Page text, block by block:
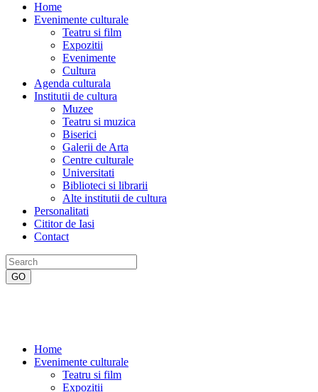
Home
Evenimente culturale
Teatru si film
Expozitii
Evenimente
Cultura
Agenda culturala
Institutii de cultura
Muzee
Teatru si muzica
Biserici
Galerii de Arta
Centre culturale
Universitati
Biblioteci si librarii
Alte institutii de cultura
Personalitati
Cititor de Iasi
Contact
Home
Evenimente culturale
Teatru si film
Expozitii